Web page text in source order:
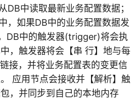
DB中读取最新业务配置数据；
，如果DB中的业务配置数据发
DB中的触发器(trigger)将会执
，触发器将会【串 行】地与每
接，并将业务配置表的变更信
应用节点会接收并【解析】触
，并同步到自己的本地内存